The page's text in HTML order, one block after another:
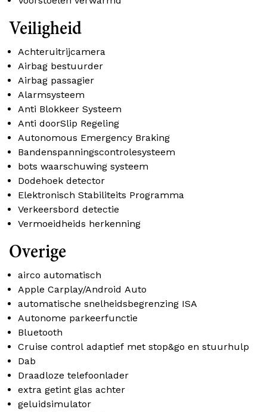
Veiligheid
Achteruitrijcamera
Airbag bestuurder
Airbag passagier
Alarmsysteem
Anti Blokkeer Systeem
Anti doorSlip Regeling
Autonomous Emergency Braking
Bandenspanningscontrolesysteem
bots waarschuwing systeem
Dodehoek detector
Elektronisch Stabiliteits Programma
Verkeersbord detectie
Vermoeidheids herkenning
Overige
airco automatisch
Apple Carplay/Android Auto
automatische snelheidsbegrenzing ISA
Autonome parkeerfunctie
Bluetooth
Cruise control adaptief met stop&go en stuurhulp
Dab
Draadloze telefoonlader
extra getint glas achter
geluidsimulator